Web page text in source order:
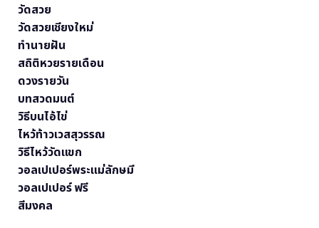
วัดสวย
วัดสวยเชียงใหม่
ทำนายฝัน
สถิติหวยรายเดือน
ดวงรายวัน
บทสวดมนต์
วิธีบนไอ้ไข่
ไหว้ท้าวเวสสุวรรณ
วิธีไหว้วัดแขก
วอลเปเปอร์พระแม่ลักษมี
วอลเปเปอร์ ฟรี
สีมงคล